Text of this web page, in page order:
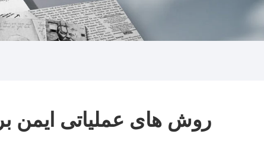
روش های عملیاتی ایمن